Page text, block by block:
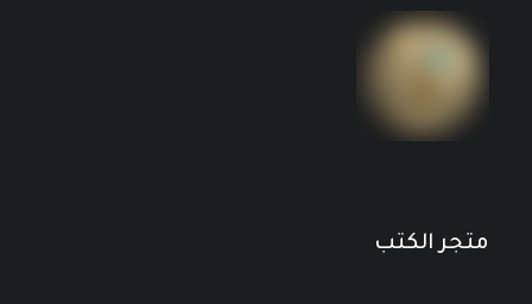
متجر الكتب